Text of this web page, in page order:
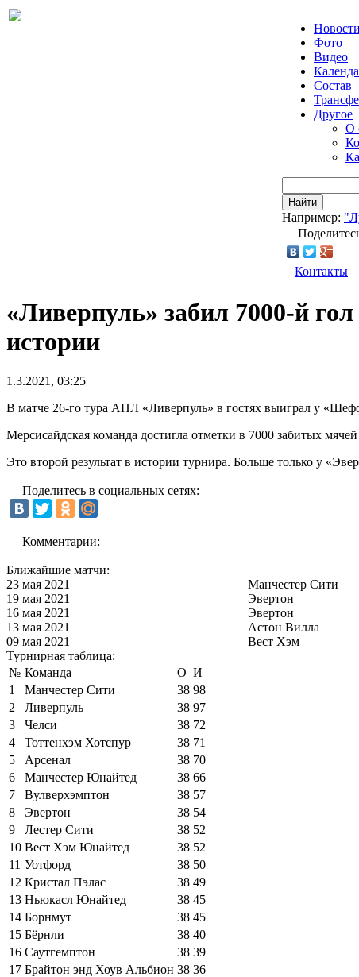
Новости
Фото
Видео
Состав
Другое
О
Найти
Например:
Контакты
«Ливерпуль» забил 7000-й
истории
1.3.2021, 03:25
В матче 26-го тура АПЛ «Ливерпуль» в гостях выиграл у
Мерсисайдская команда достигла отметки в 7000 забитых
Это второй результат в истории турнира. Больше только у
Поделитесь в социальных сетях:
Комментарии:
Ближайшие матчи:
23 мая 2021
Манчестер Сити
19 мая 2021
Эвертон
16 мая 2021
Эвертон
13 мая 2021
Астон Вилла
09 мая 2021
Вест Хэм
Турнирная таблица:
№ Команда О И
1
Манчестер Сити 38 98
2
Ливерпуль 38 97
3
Челси 38 72
4
Тоттенхэм Хотспур 38 71
5
Арсенал 38 70
6
Манчестер Юнайтед 38 66
7
Вулверхэмптон 38 57
8
Эвертон 38 54
9
Лестер Сити 38 52
10 Вест Хэм Юнайтед 38 52
11 Уотфорд 38 50
12 Кристал Пэлас 38 49
13 Ньюкасл Юнайтед 38 45
14 Борнмут 38 45
15 Бёрнли 38 40
16 Саутгемптон 38 39
17 Брайтон энд Хоув Альбион 38 36